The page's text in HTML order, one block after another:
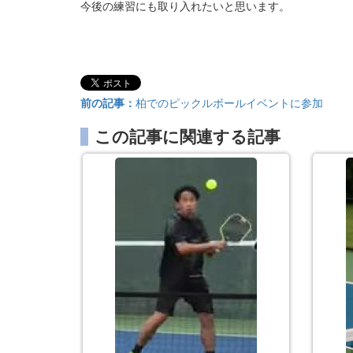
今後の練習にも取り入れたいと思います。
前の記事： 柏でのピックルボールイベントに参加
この記事に関連する記事